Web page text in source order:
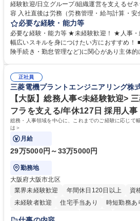
経験歓迎/日立グループ/組織運営を支えるゼネラリ
容 入社直後は労務（労務管理・給与計算・
任せいたします。将来は総務・採用・教育業
営を支えるゼネラリストをめざせます。 ・初期業務：労働時間管理、給与
計算、社会保険対応、福利厚生管理、安全衛
します。ご経験に応じて、休職者管理など、
幅広く経験を積みたい意欲がある方に最適な環境です。
務・人事】未経験歓迎/日立グループ/組織運営
指す
必要な経験・能力等
必要な経験・能力等 ★未経験歓迎！ ★人事・
幅広いスキルを身につけたい方におすすめ！ ■労務管理(給与計算・社会保
険手続き・勤怠管理など)に関心があり主体
のご経験 ■労務管理（給与計算・社会保険手
■衛生管理者の資格をお持ちの方 学歴・資格 学歴：大学院 大学 高専 短大
専修学校 高校 語学力： 資格：
正社員
三菱電機プラントエンジニアリング株
【大阪】総務人事<未経験歓迎>
フラを支える/年休127日 採用人事
総務・人事領域を中心に、これまでのご経験に応じて
は＞
月給
29万5000円～33万5000円
勤務地
大阪府大阪市北区
業界未経験歓迎
年間休日120日以上
資
未経験者歓迎
住宅手当あり 時短勤務あ
退職金あり